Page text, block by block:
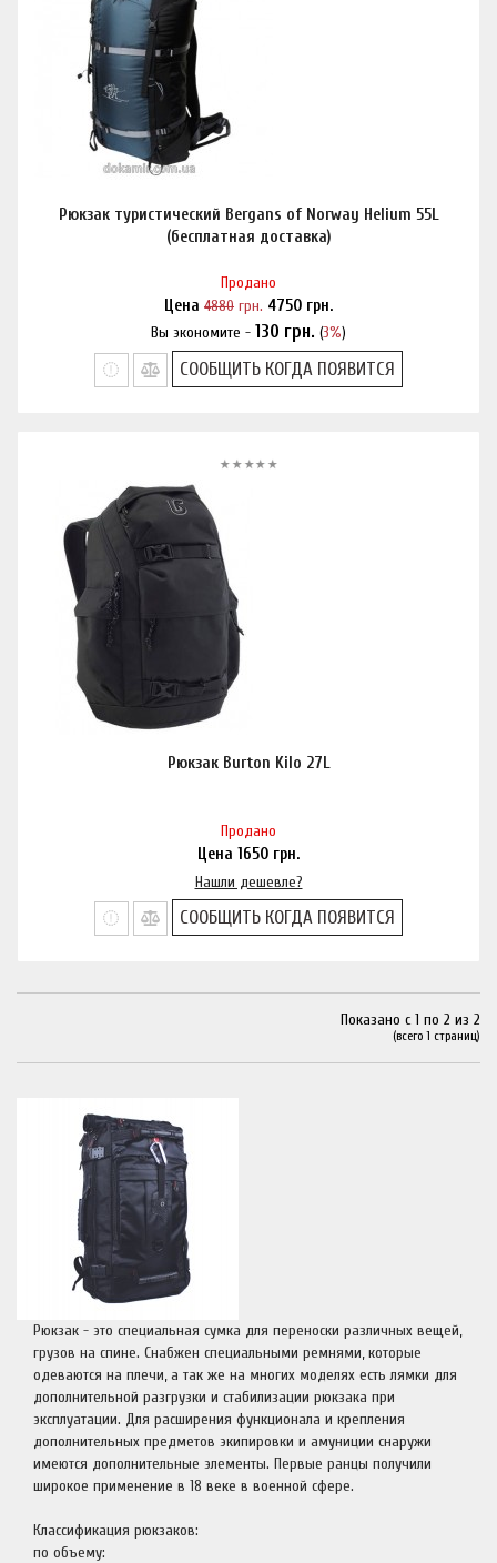
Рюкзак туристический Bergans of Norway Helium 55L
(бесплатная доставка)
Продано
Цена 4880 грн. 4750 грн.
Вы экономите - 130 грн. (3%)
Нашли дешевле?
СООБЩИТЬ КОГДА ПОЯВИТСЯ
Рюкзак Burton Kilo 27L
Продано
Цена 1650 грн.
Нашли дешевле?
СООБЩИТЬ КОГДА ПОЯВИТСЯ
Показано с 1 по 2 из 2
(всего 1 страниц)
Рюкзак - это специальная сумка для переноски различных вещей,
грузов на спине. Снабжен специальными ремнями, которые
одеваются на плечи, а так же на многих моделях есть лямки для
дополнительной разгрузки и стабилизации рюкзака при
эксплуатации. Для расширения функционала и крепления
дополнительных предметов экипировки и амуниции снаружи
имеются дополнительные элементы. Первые ранцы получили
широкое применение в 18 веке в военной сфере.
Классификация рюкзаков:
по объему: